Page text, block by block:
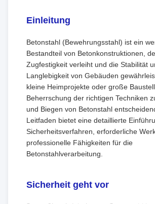
Einleitung
Betonstahl (Bewehrungsstahl) ist ein
Bestandteil von Betonkonstruktionen,
Zugfestigkeit verleiht und die Stabilität
Langlebigkeit von Gebäuden
kleine Heimprojekte oder große
Beherrschung der richtigen Techniken
und Biegen von Betonstahl
Leitfaden bietet eine detaillierte
Sicherheitsverfahren, erforderliche
professionelle Fähigkeiten für die
Betonstahlverarbeitung.
Sicherheit geht vor